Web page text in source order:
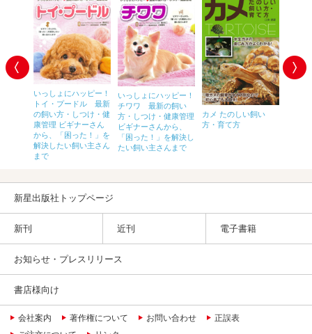
いっしょにハッピー！
トイ・プードル 最新
の飼い方・しつけ・健
康管理 ビギナーさん
から、「困った！」を
解決したい飼い主さん
まで
いっしょにハッピー！
チワワ 最新の飼い
方・しつけ・健康管理
ビギナーさんから、
「困った！」を解決し
たい飼い主さんまで
カメ たのしい飼い
方・育て方
新星出版社トップページ
新刊 近刊 電子書籍
お知らせ・プレスリリース
書店様向け
会社案内 著作権について お問い合わせ
正誤表